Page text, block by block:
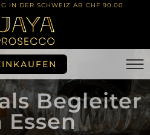
IN DER SCHWEIZ AB CHF 90.00
Begleiter
Essen